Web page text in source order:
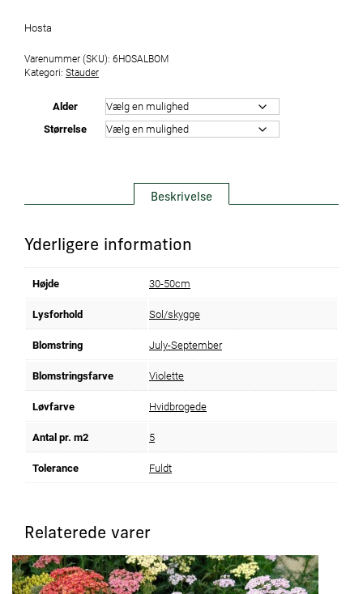
Hosta
Varenummer (SKU): 6HOSALBOM
Kategori: Stauder
Alder
Størrelse
Beskrivelse
Yderligere information
Højde 30-50cm
Lysforhold Sol/skygge
Blomstring July-September
Blomstringsfarve Violette
Løvfarve Hvidbrogede
Antal pr. m2 5
Tolerance Fuldt
Relaterede varer